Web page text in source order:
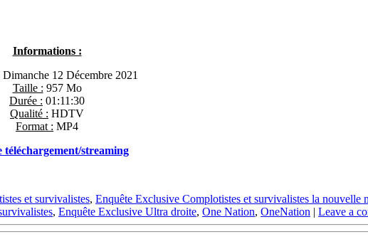
Informations :
12 Décembre 2021
Taille : 957 Mo
Durée : 01:11:30
Qualité : HDTV
Format : MP4
téléchargement/streaming
et survivalistes, Enquête Exclusive Complotistes et survivalistes la nouvelle
, Enquête Exclusive Ultra droite, One Nation, OneNation | Leave a